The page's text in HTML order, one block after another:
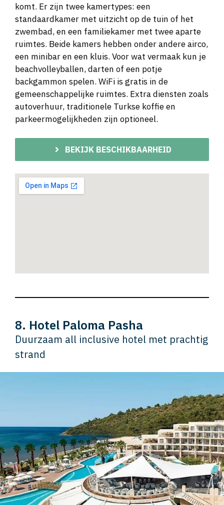
komt. Er zijn twee kamertypes: een
standaardkamer met uitzicht op de tuin of het
zwembad, en een familiekamer met twee aparte
ruimtes. Beide kamers hebben onder andere airco,
een minibar en een kluis. Voor wat vermaak kun je
beachvolleyballen, darten of een potje
backgammon spelen. WiFi is gratis in de
gemeenschappelijke ruimtes. Extra diensten zoals
autoverhuur, traditionele Turkse koffie en
parkeermogelijkheden zijn optioneel.
BEKIJK BESCHIKBAARHEID
8. Hotel Paloma Pasha
Duurzaam all inclusive hotel met prachtig
strand